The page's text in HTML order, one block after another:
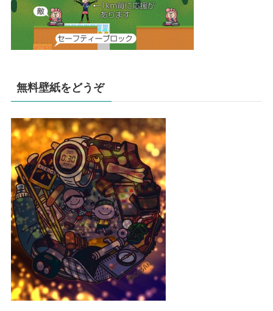
無料壁紙をどうぞ